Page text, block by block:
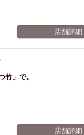
店舗詳細
竹」で。
店舗詳細